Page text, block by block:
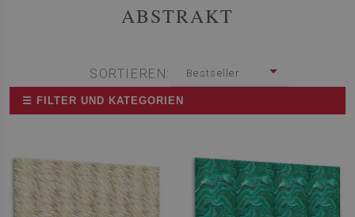
ABSTRAKT
SORTIEREN: Bestseller
☰ FILTER UND KATEGORIEN